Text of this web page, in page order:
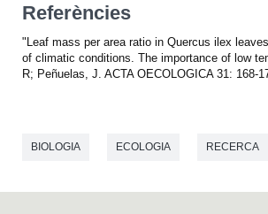
Referències
"Leaf mass per area ratio in Quercus ilex
of climatic conditions. The importance of low
R; Peñuelas, J. ACTA OECOLOGICA 31: 168-
BIOLOGIA ECOLOGIA RECERCA